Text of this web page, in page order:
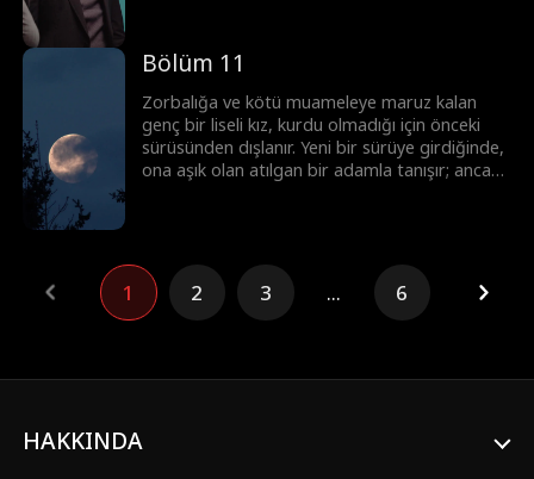
Bölüm 11
Zorbalığa ve kötü muameleye maruz kalan
genç bir liseli kız, kurdu olmadığı için önceki
sürüsünden dışlanır. Yeni bir sürüye girdiğinde,
ona aşık olan atılgan bir adamla tanışır; ancak
1 2 3 ... 6
HAKKINDA